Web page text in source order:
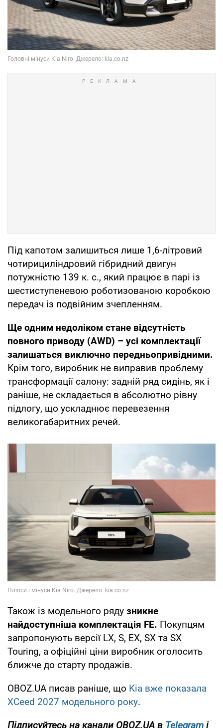
Під капотом залишиться лише 1,6-літровий
чотирициліндровий гібридний двигун
потужністю 139 к. с., який працює в парі із
шестиступеневою роботизованою коробкою
передач із подвійним зчепленням.
Ще одним недоліком стане відсутність
повного приводу (AWD) – усі комплектації
залишаться виключно передньопривідними.
Крім того, виробник не виправив проблему
трансформації салону: задній ряд сидінь, як і
раніше, не складається в абсолютно рівну
підлогу, що ускладнює перевезення
великогабаритних речей.
Також із модельного ряду зникне
найдоступніша комплектація FE. Покупцям
запропонують версії LX, S, EX, SX та SX
Touring, а офіційні ціни виробник оголосить
ближче до старту продажів.
OBOZ.UA писав раніше, що Kia вже показала
XCeed 2027 модельного року.
Підписуйтесь на канали OBOZ.UA в Telegram і